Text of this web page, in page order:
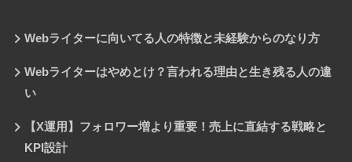
Webライターに向いてる人の特徴と未経験からのなり方
Webライターはやめとけ？言われる理由と生き残る人の違
い
【X運用】フォロワー増より重要！売上に直結する戦略と
KPI設計